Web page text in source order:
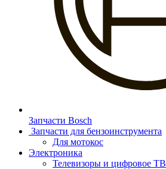
Запчасти Bosch
Запчасти для бензоинструмента
Для мотокос
Электроника
Телевизоры и цифровое ТВ